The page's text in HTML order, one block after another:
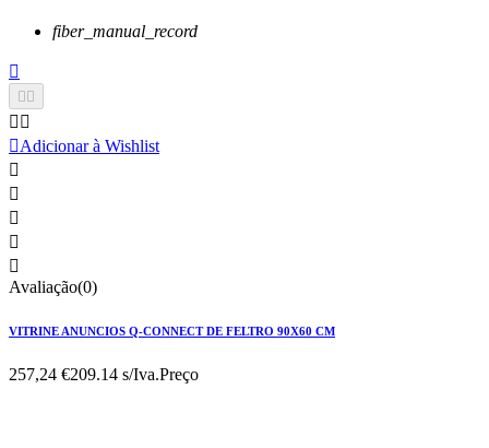
fiber_manual_record

 
 
Adicionar à Wishlist





Avaliação(0)
VITRINE ANUNCIOS Q-CONNECT DE FELTRO 90X60 CM
257,24 €209.14 s/Iva.Preço